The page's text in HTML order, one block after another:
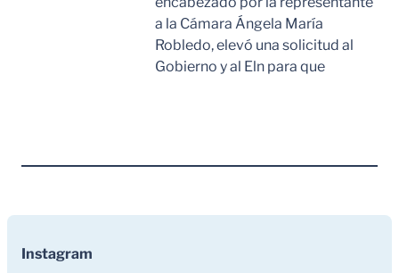
a la Cámara Ángela María
Robledo, elevó una solicitud al
Gobierno y al Eln para que
Instagram